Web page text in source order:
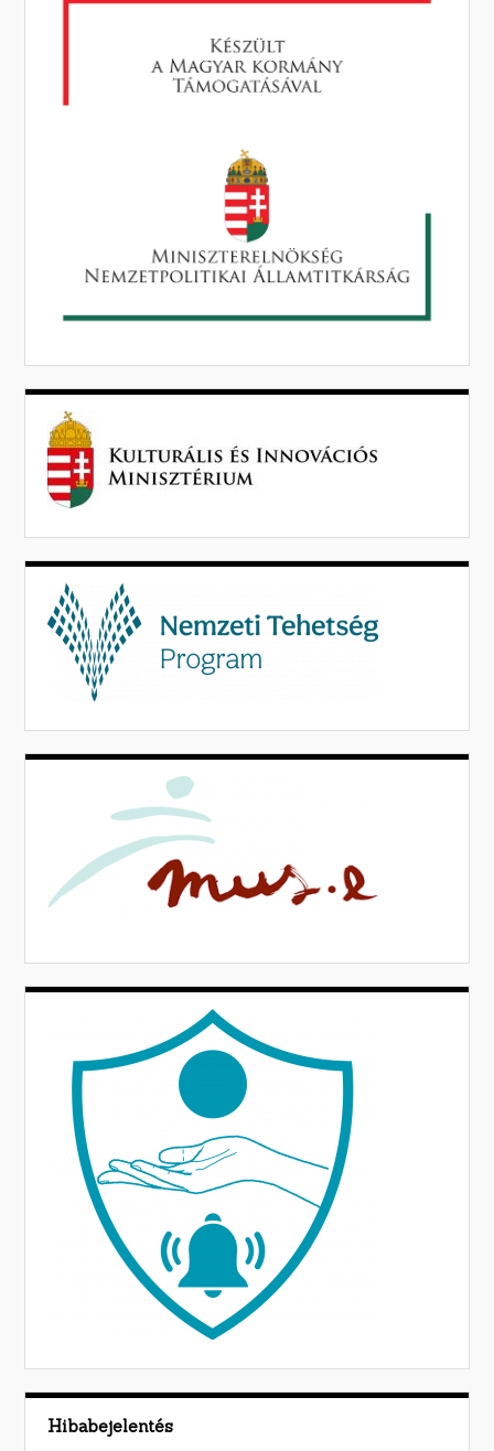
Hibabejelentés